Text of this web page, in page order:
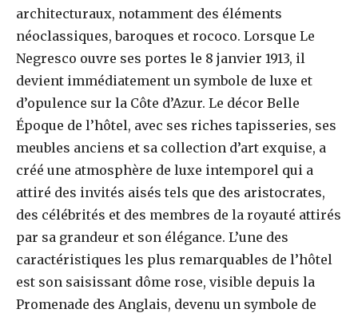
architecturaux, notamment des éléments
néoclassiques, baroques et rococo. Lorsque Le
Negresco ouvre ses portes le 8 janvier 1913, il
devient immédiatement un symbole de luxe et
d’opulence sur la Côte d’Azur. Le décor Belle
Époque de l’hôtel, avec ses riches tapisseries, ses
meubles anciens et sa collection d’art exquise, a
créé une atmosphère de luxe intemporel qui a
attiré des invités aisés tels que des aristocrates,
des célébrités et des membres de la royauté attirés
par sa grandeur et son élégance. L’une des
caractéristiques les plus remarquables de l’hôtel
est son saisissant dôme rose, visible depuis la
Promenade des Anglais, devenu un symbole de